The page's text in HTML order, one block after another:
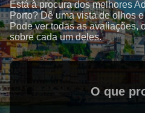
Está à procura dos melhores
Porto? Dê uma vista de olhos
Pode ver todas as avaliações,
sobre cada um deles.
O que